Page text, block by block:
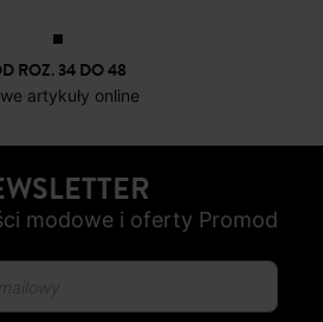
ROZ. 34 DO 48
artykuły online
modowe i oferty Promod